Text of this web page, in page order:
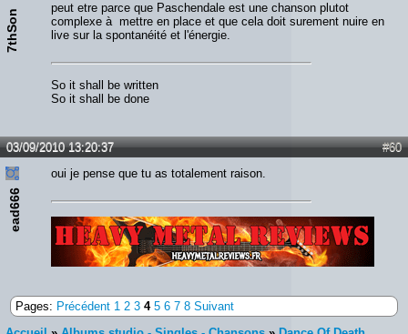
7thSon
peut etre parce que Paschendale est une chanson plutot
complexe à mettre en place et que cela doit surement nuire en
live sur la spontanéité et l'énergie.
So it shall be written
So it shall be done
#60
03/09/2010 13:20:37
ead666
oui je pense que tu as totalement raison.
Pages: Précédent 1 2 3 4 5 6 7 8 Suivant